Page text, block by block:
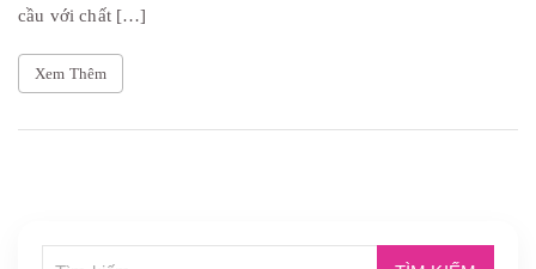
cầu với chất […]
Xem Thêm